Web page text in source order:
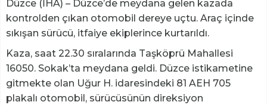
Düzce (İHA) – Düzce’de meydana gelen kazada
kontrolden çıkan otomobil dereye uçtu. Araç içinde
sıkışan sürücü, itfaiye ekiplerince kurtarıldı.
Kaza, saat 22.30 sıralarında Taşköprü Mahallesi
16050. Sokak’ta meydana geldi. Düzce istikametine
gitmekte olan Uğur H. idaresindeki 81 AEH 705
plakalı otomobil, sürücüsünün direksiyon